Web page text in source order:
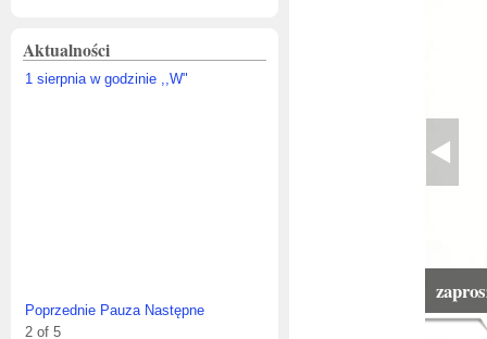
Aktualności
1 sierpnia w godzinie ,,W"
Poprzednie Pauza Następne
2 of 5